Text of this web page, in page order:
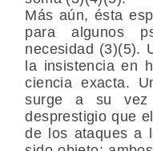
Más aún, ésta
para algunos
necesidad (3)(5).
la insistencia en
ciencia exacta.
surge a su vez
desprestigio que
de los ataques a